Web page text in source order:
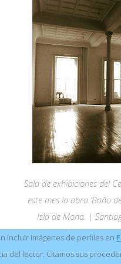
Sala de exhibiciones del
este mes la obra ‘Baño
Isla de Mona. |
incluir imágenes de perfiles en
del lector. Citamos sus